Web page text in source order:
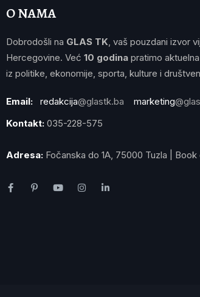
O NAMA
Dobrodošli na GLAS TK, vaš pouzdani izvor
Hercegovine. Već 10 godina pratimo
iz politike, ekonomije, sporta, kulture i
Email: redakcija@glastk.ba marketing
Kontakt: 035-228-575
Adresa: Fočanska do 1A, 75000 Tuzla | Book